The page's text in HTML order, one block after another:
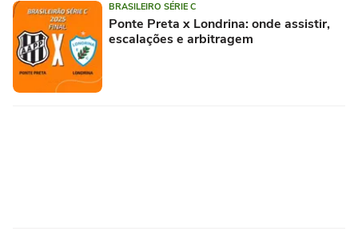
BRASILEIRO SÉRIE C
Ponte Preta x Londrina: onde assistir,
escalações e arbitragem